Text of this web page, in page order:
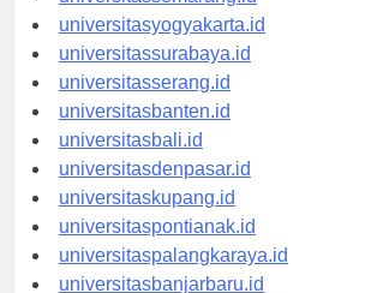
universitassemarang.id
universitasyogyakarta.id
universitassurabaya.id
universitasserang.id
universitasbanten.id
universitasbali.id
universitasdenpasar.id
universitaskupang.id
universitaspontianak.id
universitaspalangkaraya.id